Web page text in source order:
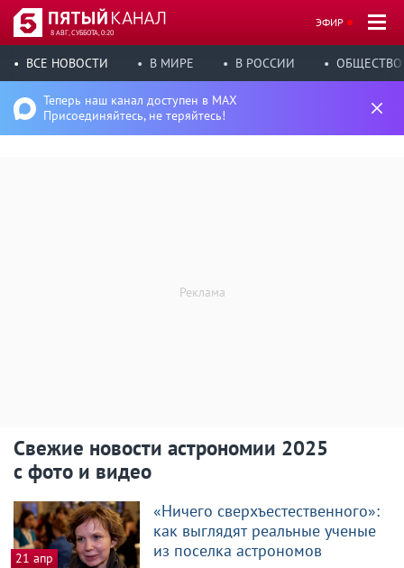
8 АВГ, СУББОТА, 0:20
ЭФИР
ВСЕ НОВОСТИ В МИРЕ В РОССИИ ОБЩЕСТВО
Теперь наш канал доступен в MAX
Присоединяйтесь, не теряйтесь!
Свежие новости астрономии 2025
с фото и видео
21 апр
«Ничего сверхъестественного»:
как выглядят реальные ученые
из поселка астрономов